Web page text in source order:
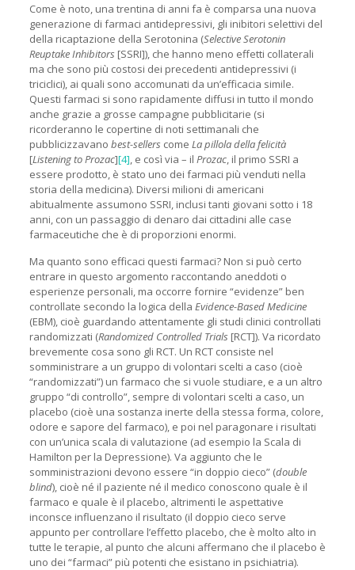
Come è noto, una trentina di anni fa è comparsa una nuova
generazione di farmaci antidepressivi, gli inibitori selettivi del
della ricaptazione della Serotonina (Selective Serotonin
Reuptake Inhibitors [SSRI]), che hanno meno effetti collaterali
ma che sono più costosi dei precedenti antidepressivi (i
triciclici), ai quali sono accomunati da un’efficacia simile.
Questi farmaci si sono rapidamente diffusi in tutto il mondo
anche grazie a grosse campagne pubblicitarie (si
ricorderanno le copertine di noti settimanali che
pubblicizzavano best-sellers come La pillola della felicità
[Listening to Prozac][4], e così via – il Prozac, il primo SSRI a
essere prodotto, è stato uno dei farmaci più venduti nella
storia della medicina). Diversi milioni di americani
abitualmente assumono SSRI, inclusi tanti giovani sotto i 18
anni, con un passaggio di denaro dai cittadini alle case
farmaceutiche che è di proporzioni enormi.
Ma quanto sono efficaci questi farmaci? Non si può certo
entrare in questo argomento raccontando aneddoti o
esperienze personali, ma occorre fornire “evidenze” ben
controllate secondo la logica della Evidence-Based Medicine
(EBM), cioè guardando attentamente gli studi clinici controllati
randomizzati (Randomized Controlled Trials [RCT]). Va ricordato
brevemente cosa sono gli RCT. Un RCT consiste nel
somministrare a un gruppo di volontari scelti a caso (cioè
“randomizzati”) un farmaco che si vuole studiare, e a un altro
gruppo “di controllo”, sempre di volontari scelti a caso, un
placebo (cioè una sostanza inerte della stessa forma, colore,
odore e sapore del farmaco), e poi nel paragonare i risultati
con un’unica scala di valutazione (ad esempio la Scala di
Hamilton per la Depressione). Va aggiunto che le
somministrazioni devono essere “in doppio cieco” (double
blind), cioè né il paziente né il medico conoscono quale è il
farmaco e quale è il placebo, altrimenti le aspettative
inconsce influenzano il risultato (il doppio cieco serve
appunto per controllare l’effetto placebo, che è molto alto in
tutte le terapie, al punto che alcuni affermano che il placebo è
uno dei “farmaci” più potenti che esistano in psichiatria).